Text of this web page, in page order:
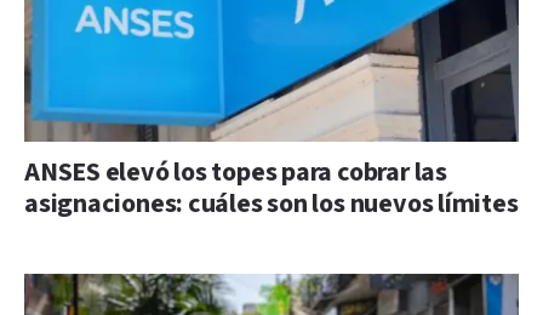
ANSES elevó los topes para cobrar las
asignaciones: cuáles son los nuevos límites